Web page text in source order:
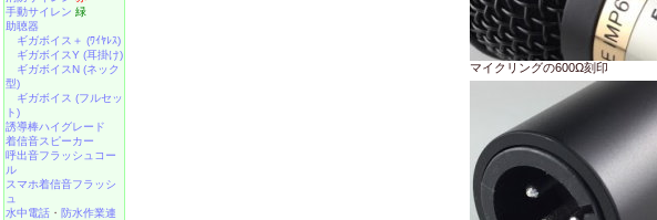
マイクリングの600Ω刻印
手動サイレン 緑
助聴器
ギガボイス＋ (ﾜｲﾔﾚｽ)
ギガボイスY (耳掛け)
ギガボイスN (ネック
型)
ギガボイス (フルセッ
ト)
誘導棒ハイグレード
着信音スピーカー
呼出音フラッシュコー
ル
スマホ着信音フラッシ
ュ
水中電話 ・ 防水作業連